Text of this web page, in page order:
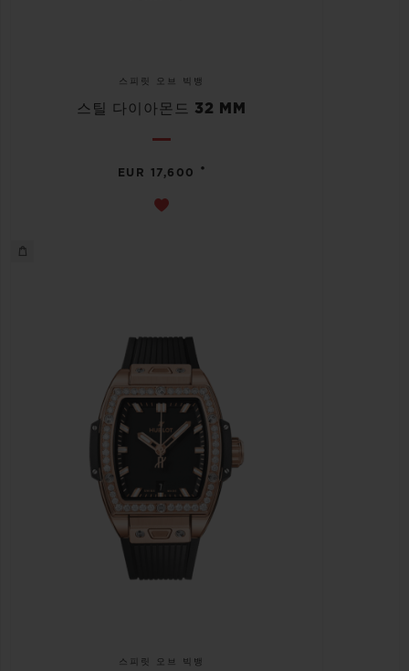
스피릿 오브 빅뱅
스틸 다이아몬드 32 MM
EUR 17,600 •
스피릿 오브 빅뱅